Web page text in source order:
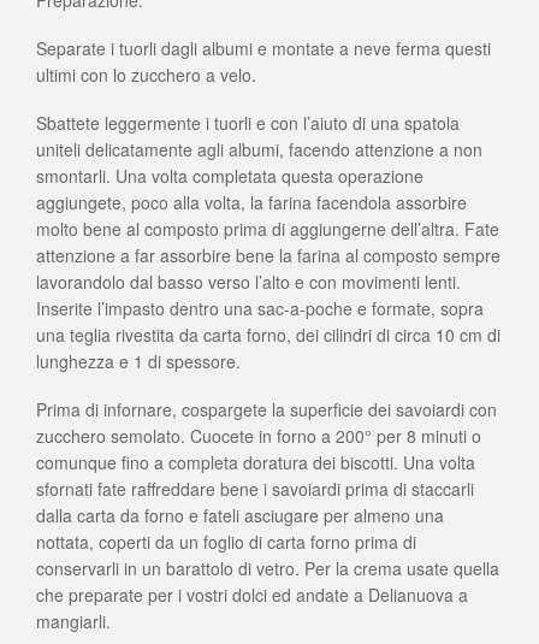
Separate i tuorli dagli albumi e montate a neve ferma questi
ultimi con lo zucchero a velo.
Sbattete leggermente i tuorli e con l’aiuto di una spatola
uniteli delicatamente agli albumi, facendo attenzione a non
smontarli. Una volta completata questa operazione
aggiungete, poco alla volta, la farina facendola assorbire
molto bene al composto prima di aggiungerne dell’altra. Fate
attenzione a far assorbire bene la farina al composto sempre
lavorandolo dal basso verso l’alto e con movimenti lenti.
Inserite l’impasto dentro una sac-a-poche e formate, sopra
una teglia rivestita da carta forno, dei cilindri di circa 10 cm di
lunghezza e 1 di spessore.
Prima di infornare, cospargete la superficie dei savoiardi con
zucchero semolato. Cuocete in forno a 200° per 8 minuti o
comunque fino a completa doratura dei biscotti. Una volta
sfornati fate raffreddare bene i savoiardi prima di staccarli
dalla carta da forno e fateli asciugare per almeno una
nottata, coperti da un foglio di carta forno prima di
conservarli in un barattolo di vetro. Per la crema usate quella
che preparate per i vostri dolci ed andate a Delianuova a
mangiarli.